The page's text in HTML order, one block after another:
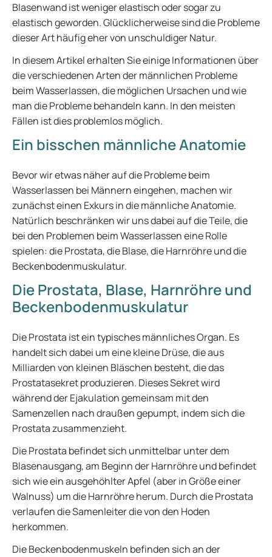
Blasenwand ist weniger elastisch oder sogar zu
elastisch geworden. Glücklicherweise sind die Probleme
dieser Art häufig eher von unschuldiger Natur.
In diesem Artikel erhalten Sie einige Informationen über
die verschiedenen Arten der männlichen Probleme
beim Wasserlassen, die möglichen Ursachen und wie
man die Probleme behandeln kann. In den meisten
Fällen ist dies problemlos möglich.
Ein bisschen männliche Anatomie
Bevor wir etwas näher auf die Probleme beim
Wasserlassen bei Männern eingehen, machen wir
zunächst einen Exkurs in die männliche Anatomie.
Natürlich beschränken wir uns dabei auf die Teile, die
bei den Problemen beim Wasserlassen eine Rolle
spielen: die Prostata, die Blase, die Harnröhre und die
Beckenbodenmuskulatur.
Die Prostata, Blase, Harnröhre und
Beckenbodenmuskulatur
Die Prostata ist ein typisches männliches Organ. Es
handelt sich dabei um eine kleine Drüse, die aus
Milliarden von kleinen Bläschen besteht, die das
Prostatasekret produzieren. Dieses Sekret wird
während der Ejakulation gemeinsam mit den
Samenzellen nach draußen gepumpt, indem sich die
Prostata zusammenzieht.
Die Prostata befindet sich unmittelbar unter dem
Blasenausgang, am Beginn der Harnröhre und befindet
sich wie ein ausgehöhlter Apfel (aber in Größe einer
Walnuss) um die Harnröhre herum. Durch die Prostata
verlaufen die Samenleiter die von den Hoden
herkommen.
Die Beckenbodenmuskeln befinden sich an der